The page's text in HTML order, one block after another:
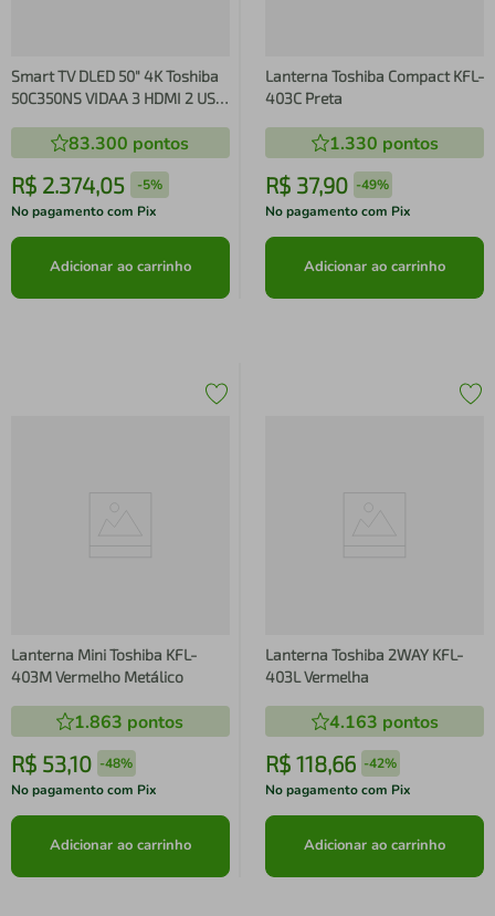
Smart TV DLED 50" 4K Toshiba
50C350NS VIDAA 3 HDMI 2 USB
83.300 pontos
R$ 2.374,05 -5%
No pagamento com Pix
Adicionar ao carrinho
Lanterna Toshiba Compact KFL-
403C Preta
1.330 pontos
R$ 37,90 -49%
No pagamento com Pix
Adicionar ao carrinho
Lanterna Mini Toshiba KFL-
403M Vermelho Metálico
1.863 pontos
R$ 53,10 -48%
No pagamento com Pix
Adicionar ao carrinho
Lanterna Toshiba 2WAY KFL-
403L Vermelha
4.163 pontos
R$ 118,66 -42%
No pagamento com Pix
Adicionar ao carrinho